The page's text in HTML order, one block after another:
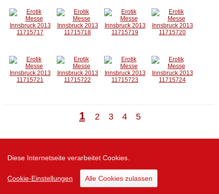
Diese Internetseite verarbeitet Cookies.
Cookie-Einstellungen Alle Cookies zulassen
1 2 3 4 5